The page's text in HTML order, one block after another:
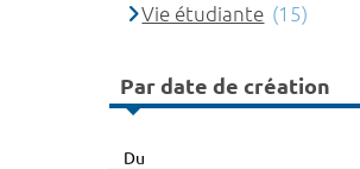
Vie étudiante (15)
Par date de création
Du